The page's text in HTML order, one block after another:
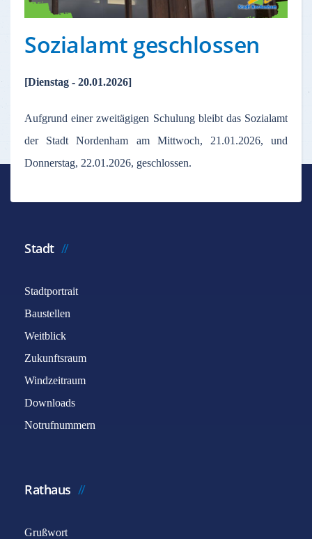
Sozialamt geschlossen
[Dienstag - 20.01.2026]
Aufgrund einer zweitägigen Schulung bleibt das Sozialamt
der Stadt Nordenham am Mittwoch, 21.01.2026, und
Donnerstag, 22.01.2026, geschlossen.
Stadt
Stadtportrait
Baustellen
Weitblick
Zukunftsraum
Windzeitraum
Downloads
Notrufnummern
Rathaus
Grußwort